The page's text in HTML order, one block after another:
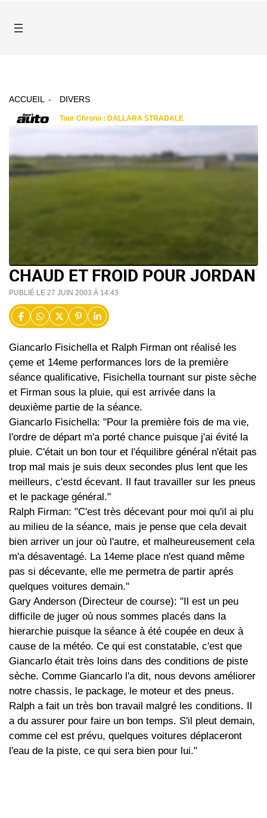
ACCUEIL DIVERS
CHAUD ET FROID POUR JORDAN
PUBLIÉ LE 27 JUIN 2003 À 14:43
Giancarlo Fisichella et Ralph Firman ont réalisé les
çeme et 14eme performances lors de la première
séance qualificative, Fisichella tournant sur piste sèche
et Firman sous la pluie, qui est arrivée dans la
deuxième partie de la séance.
Giancarlo Fisichella: "Pour la première fois de ma vie,
l'ordre de départ m'a porté chance puisque j'ai évité la
pluie. C'était un bon tour et l'équilibre général n'était pas
trop mal mais je suis deux secondes plus lent que les
meilleurs, c'estd écevant. Il faut travailler sur les pneus
et le package général."
Ralph Firman: "C'est très décevant pour moi qu'il ai plu
au milieu de la séance, mais je pense que cela devait
bien arriver un jour où l'autre, et malheureusement cela
m'a désaventagé. La 14eme place n'est quand même
pas si décevante, elle me permetra de partir aprés
quelques voitures demain."
Gary Anderson (Directeur de course): "Il est un peu
difficile de juger où nous sommes placés dans la
hierarchie puisque la séance à été coupée en deux à
cause de la météo. Ce qui est constatable, c'est que
Giancarlo était très loins dans des conditions de piste
sèche. Comme Giancarlo l'a dit, nous devons améliorer
notre chassis, le package, le moteur et des pneus.
Ralph a fait un très bon travail malgré les conditions. Il
a du assurer pour faire un bon temps. S'il pleut demain,
comme cel est prévu, quelques voitures déplaceront
l'eau de la piste, ce qui sera bien pour lui."